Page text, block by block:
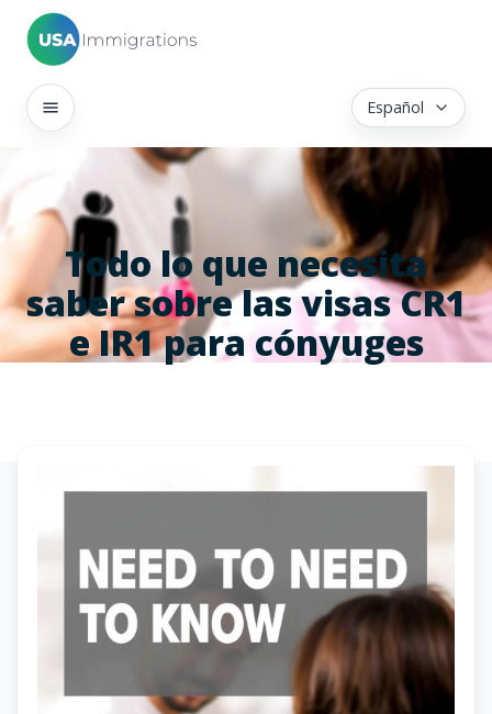
Español
Todo lo que necesita
saber sobre las visas CR1
e IR1 para cónyuges